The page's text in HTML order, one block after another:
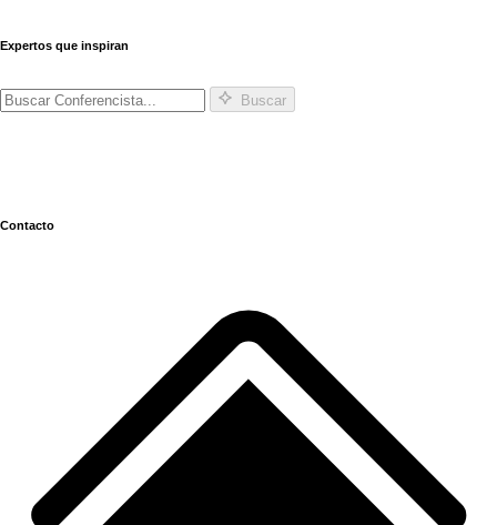
Expertos que inspiran
Buscar
Contacto